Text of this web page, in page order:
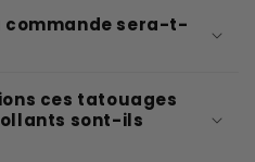
commande sera-t-
ces tatouages
sont-ils